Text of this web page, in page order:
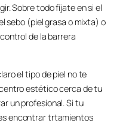
Sobre todo fíjate en si el
sebo (piel grasa o mixta) o
de la barrera
el tipo de piel no te
estético cerca de tu
un profesional. Si tu
encontrar trtamientos